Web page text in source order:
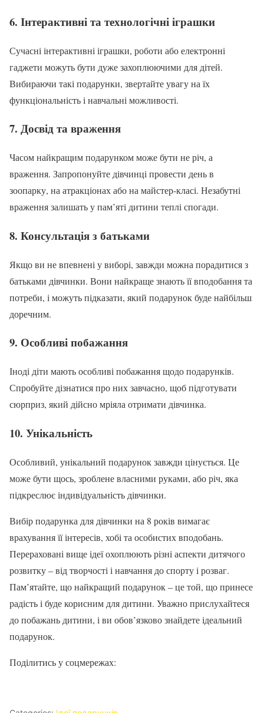
6. Інтерактивні та технологічні іграшки
Сучасні інтерактивні іграшки, роботи або електронні
гаджети можуть бути дуже захоплюючими для дітей.
Вибираючи такі подарунки, звертайте увагу на їх
функціональність і навчальні можливості.
7. Досвід та враження
Часом найкращим подарунком може бути не річ, а
враження. Запропонуйте дівчинці провести день в
зоопарку, на атракціонах або на майстер-класі. Незабутні
враження залишать у пам’яті дитини теплі спогади.
8. Консультація з батьками
Якщо ви не впевнені у виборі, завжди можна порадитися з
батьками дівчинки. Вони найкраще знають її вподобання та
потреби, і можуть підказати, який подарунок буде найбільш
доречним.
9. Особливі побажання
Іноді діти мають особливі побажання щодо подарунків.
Спробуйте дізнатися про них завчасно, щоб підготувати
сюрприз, який дійсно мріяла отримати дівчинка.
10. Унікальність
Особливий, унікальний подарунок завжди цінується. Це
може бути щось, зроблене власними руками, або річ, яка
підкреслює індивідуальність дівчинки.
Вибір подарунка для дівчинки на 8 років вимагає
врахування її інтересів, хобі та особистих вподобань.
Перераховані вище ідеї охоплюють різні аспекти дитячого
розвитку – від творчості і навчання до спорту і розваг.
Пам’ятайте, що найкращий подарунок – це той, що принесе
радість і буде корисним для дитини. Уважно прислухайтеся
до побажань дитини, і ви обов’язково знайдете ідеальний
подарунок.
Поділитись у соцмережах: